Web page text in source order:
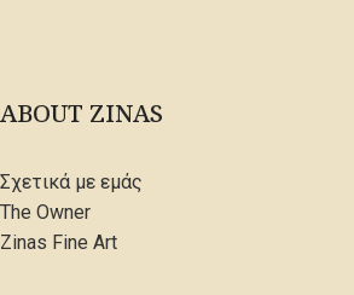
ABOUT ZINAS
Σχετικά με εμάς
The Owner
Zinas Fine Art